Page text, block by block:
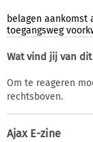
belagen aankomst
toegangsweg
Wat vind jij van
Om te reageren
rechtsboven.
Ajax E-zine